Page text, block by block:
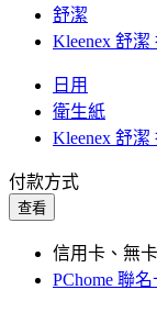
舒潔
Kleenex 舒
日用
衛生紙
Kleenex 舒
付款方式
查看
信用卡、無
PChome 聯